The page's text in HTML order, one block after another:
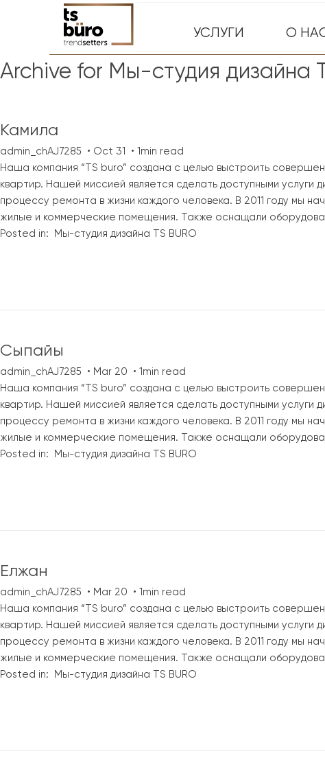
УСЛУГИ О
Archive for Мы-студия дизайна
Камила
admin_chAJ7285 Oct 31
1min read
Наша компания “TS buro” создана с целью выстроить
квартир. Нашей миссией является сделать доступными услуги
процессу ремонта в жизни каждого человека. В 2011 году мы
жилые и коммерческие помещения. Также оснащали
Posted in:
Мы-студия дизайна TS BURO
Сыпайы
admin_chAJ7285 Mar 20
1min read
Наша компания “TS buro” создана с целью выстроить
квартир. Нашей миссией является сделать доступными услуги
процессу ремонта в жизни каждого человека. В 2011 году мы
жилые и коммерческие помещения. Также оснащали
Posted in:
Мы-студия дизайна TS BURO
Елжан
admin_chAJ7285 Mar 20
1min read
Наша компания “TS buro” создана с целью выстроить
квартир. Нашей миссией является сделать доступными услуги
процессу ремонта в жизни каждого человека. В 2011 году мы
жилые и коммерческие помещения. Также оснащали
Posted in:
Мы-студия дизайна TS BURO